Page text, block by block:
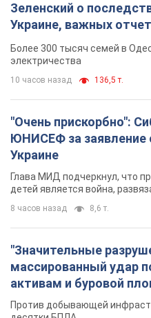
Зеленский о
Украине, важных
противника. Видео
Более 300 тысяч семей в
электричества
10 часов назад 136,5 т.
"Очень прискорбно":
ЮНИСЕФ за заявление
Украине
Глава МИД подчеркнул, что
детей является война,
8 часов назад 8,6 т.
"Значительные
массированный удар
активам и буровой
Против добывающей